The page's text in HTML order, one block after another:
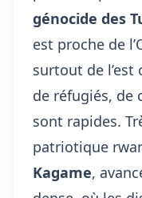
génocide des
est proche de
surtout de l’est
de réfugiés, de
sont rapides.
patriotique
Kagame,